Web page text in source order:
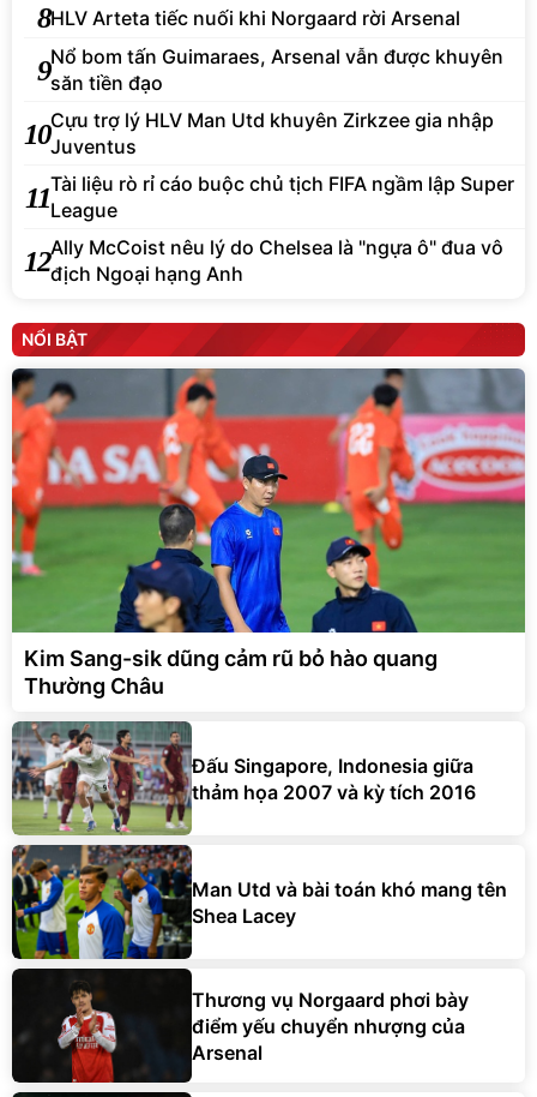
8HLV Arteta tiếc nuối khi Norgaard rời Arsenal
9Nổ bom tấn Guimaraes, Arsenal vẫn được khuyên
săn tiền đạo
10Cựu trợ lý HLV Man Utd khuyên Zirkzee gia nhập
Juventus
11Tài liệu rò rỉ cáo buộc chủ tịch FIFA ngầm lập Super
League
12Ally McCoist nêu lý do Chelsea là "ngựa ô" đua vô
địch Ngoại hạng Anh
NỔI BẬT
Kim Sang-sik dũng cảm rũ bỏ hào quang
Thường Châu
Đấu Singapore, Indonesia giữa
thảm họa 2007 và kỳ tích 2016
Man Utd và bài toán khó mang tên
Shea Lacey
Thương vụ Norgaard phơi bày
điểm yếu chuyển nhượng của
Arsenal